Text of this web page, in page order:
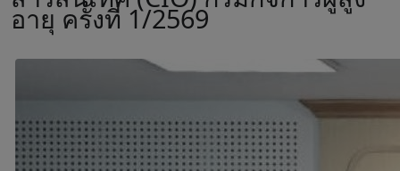
อายุ ครั้งที่ 1/2569